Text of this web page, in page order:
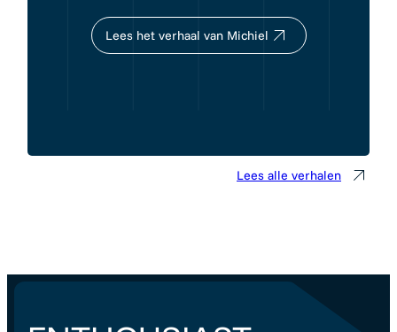
Lees het verhaal van Michiel
Lees alle verhalen